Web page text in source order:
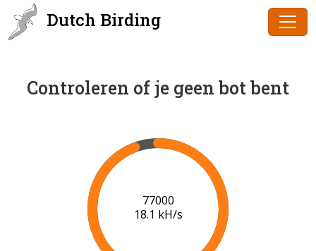
Dutch Birding
Controleren of je geen bot bent
80000
18.3 kH/s